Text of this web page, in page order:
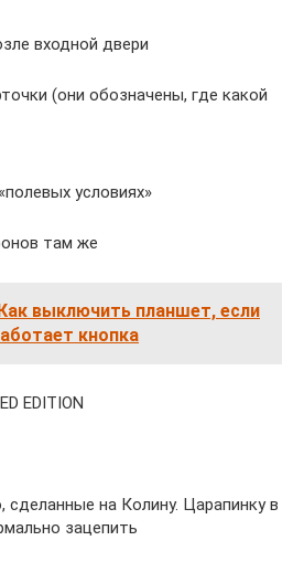
входной двери
(они обозначены, где какой
условиях»
там же
выключить планшет, если
кнопка
EDITION
на Колину. Царапинку в
зацепить